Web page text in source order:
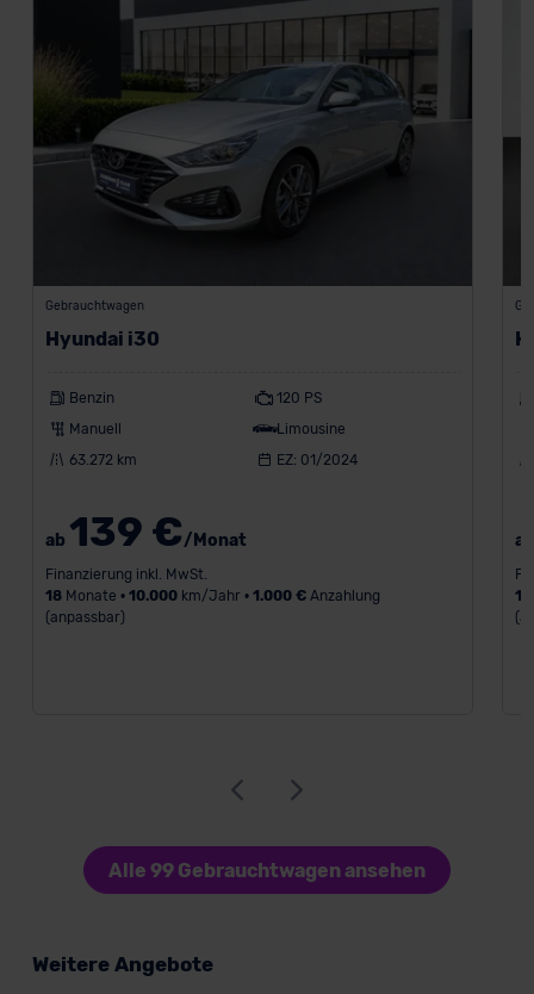
Gebrauchtwagen
Hyundai i30
Benzin
120 PS
Manuell
Limousine
63.272 km
EZ: 01/2024
ab 139 €/Monat
Finanzierung inkl. MwSt.
18Monate • 10.000km/Jahr • 1.000 €Anzahlung
(anpassbar)
18
Alle 99 Gebrauchtwagen ansehen
Weitere Angebote